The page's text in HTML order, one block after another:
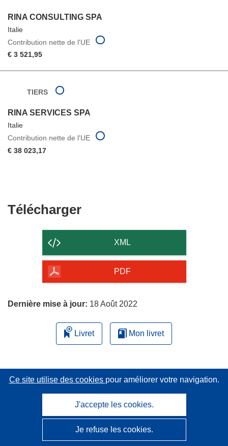
RINA CONSULTING SPA
Italie
Contribution nette de l'UE
€ 3 521,95
TIERS
RINA SERVICES SPA
Italie
Contribution nette de l'UE
€ 38 023,17
TéléchargerTélécharger
contenu
de
page
XML
PDF
Dernière mise à jour: 18 Août 2022
Livret Mon livret
CORDIS - Résultats de la recherche de l’UE
Ce site utilise des cookies pour améliorer votre navigation.
J'accepte les cookies.
Je refuse les cookies.